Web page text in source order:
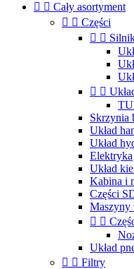
  Cały asortyment
  Części
 
 
Skrzynia
Układ
Układ
Elektryka
Układ
Kabina i
Części
Maszyny
 
Układ
  Filtry